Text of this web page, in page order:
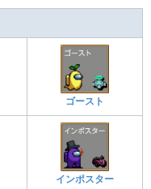
ゴースト
インポスター